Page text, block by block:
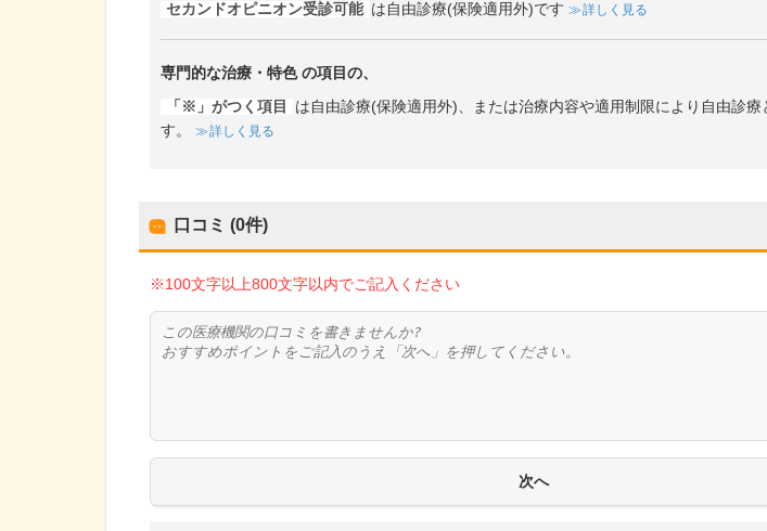
セカンドオピニオン受診可能 は自由診療(保険適用外)です 詳しく見る
専門的な治療・特色の項目の、
「※」がつく項目
は自由診療(保険適用外)、または治療内容や適用制限により自由診療
す。
詳しく見る
口コミ (0件)
※100文字以上800文字以内でご記入ください